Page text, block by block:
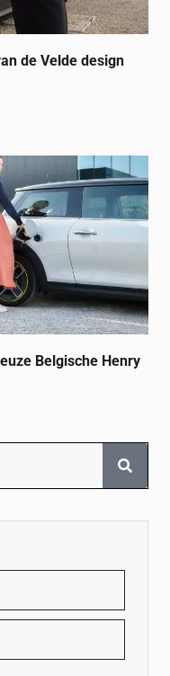
de Velde design
Belgische Henry